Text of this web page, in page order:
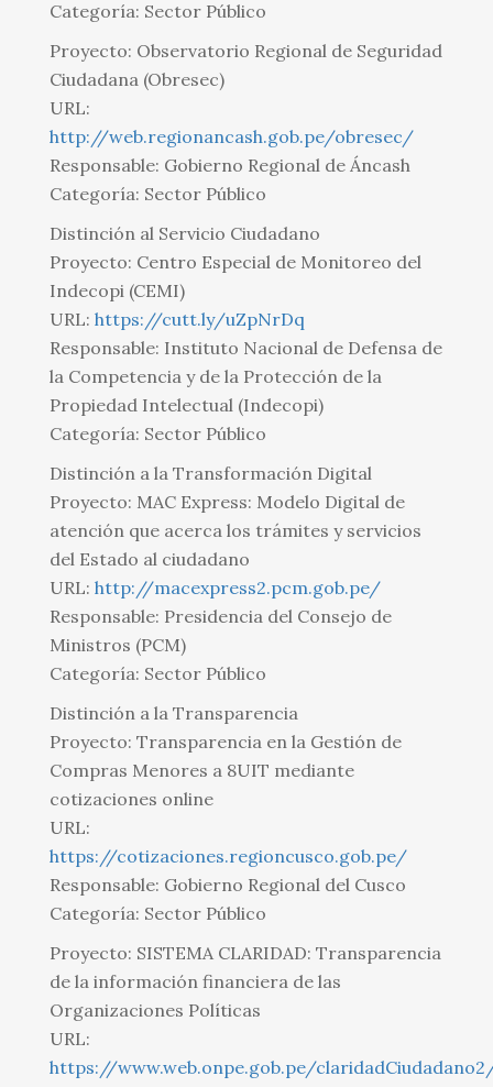
Categoría: Sector Público
Proyecto: Observatorio Regional de Seguridad
Ciudadana (Obresec)
URL:
http://web.regionancash.gob.pe/obresec/
Responsable: Gobierno Regional de Áncash
Categoría: Sector Público
Distinción al Servicio Ciudadano
Proyecto: Centro Especial de Monitoreo del
Indecopi (CEMI)
URL: https://cutt.ly/uZpNrDq
Responsable: Instituto Nacional de Defensa de
la Competencia y de la Protección de la
Propiedad Intelectual (Indecopi)
Categoría: Sector Público
Distinción a la Transformación Digital
Proyecto: MAC Express: Modelo Digital de
atención que acerca los trámites y servicios
del Estado al ciudadano
URL: http://macexpress2.pcm.gob.pe/
Responsable: Presidencia del Consejo de
Ministros (PCM)
Categoría: Sector Público
Distinción a la Transparencia
Proyecto: Transparencia en la Gestión de
Compras Menores a 8UIT mediante
cotizaciones online
URL:
https://cotizaciones.regioncusco.gob.pe/
Responsable: Gobierno Regional del Cusco
Categoría: Sector Público
Proyecto: SISTEMA CLARIDAD: Transparencia
de la información financiera de las
Organizaciones Políticas
URL:
https://www.web.onpe.gob.pe/